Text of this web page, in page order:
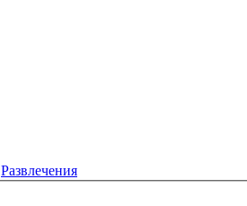
Развлечения